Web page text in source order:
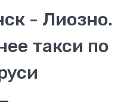
- Лиозно.
такси по